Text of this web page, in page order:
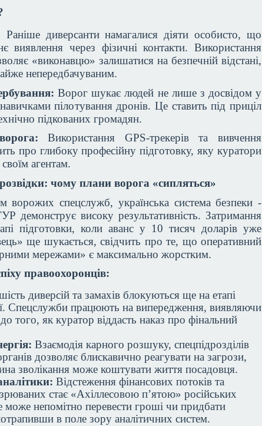
Раніше диверсанти намагалися діяти особисто, що
виявлення через фізичні контакти. Використання
«виконавцю» залишатися на безпечній відстані,
непередбачуваним.
Ворог шукає людей не лише з досвідом у
пілотування дронів. Це ставить під приціл
підкованих громадян.
Використання GPS-трекерів та вивчення
про глибоку професійну підготовку, яку куратори
агентам.
чому плани ворога «сипляться»
ворожих спецслужб, українська система безпеки -
демонструє високу результативність. Затримання
підготовки, коли аванс у 10 тисяч доларів уже
ще шукається, свідчить про те, що оперативний
мережами» є максимально жорстким.
правоохоронців:
диверсій та замахів блокуються ще на етапі
Спецслужби працюють на випередження, виявляючи
того, як куратор віддасть наказ про фінальний
Взаємодія карного розшуку, спецпідрозділів
дозволяє блискавично реагувати на загрози,
зволікання може коштувати життя посадовця.
Відстеження фінансових потоків та
стає «Ахіллесовою п’ятою» російських
може непомітно перевести гроші чи придбати
в поле зору аналітичних систем.